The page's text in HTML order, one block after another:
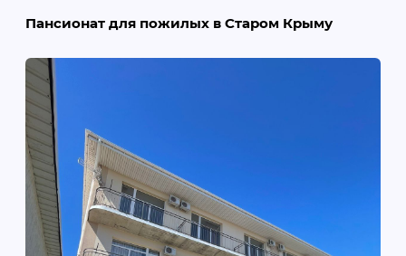
Пансионат для пожилых в Старом Крыму